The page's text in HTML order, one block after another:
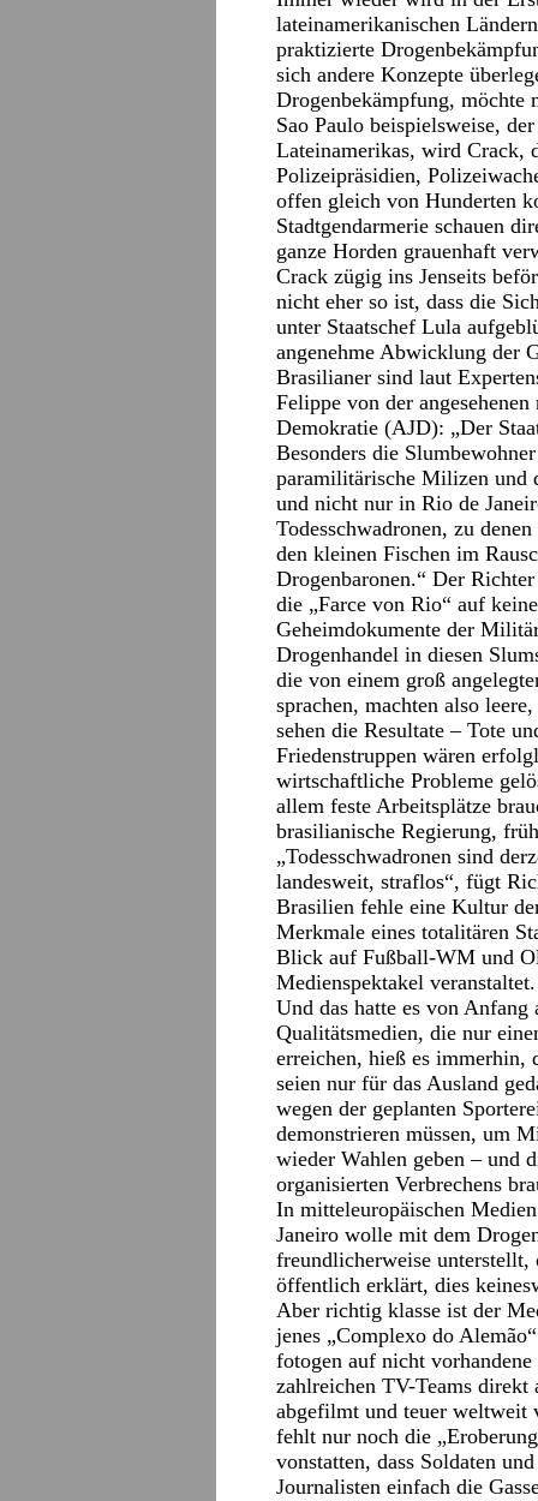
lateinamerikanischen
praktizierte
sich andere Konzepte
Drogenbekämpfung, möchte
Sao Paulo beispielsweise,
Lateinamerikas, wird Crack,
Polizeipräsidien,
offen gleich von Hunderten
Stadtgendarmerie schauen
ganze Horden grauenhaft
Crack zügig ins Jenseits
nicht eher so ist, dass die
unter Staatschef Lula
angenehme Abwicklung der
Brasilianer sind laut
Felippe von der
Demokratie (AJD): „Der
Besonders die
paramilitärische Milizen und
und nicht nur in Rio de
Todesschwadronen, zu
den kleinen Fischen im
Drogenbaronen.“ Der
die „Farce von Rio“ auf
Geheimdokumente der
Drogenhandel in diesen
die von einem groß
sprachen, machten also
sehen die Resultate – Tote
Friedenstruppen wären
wirtschaftliche Probleme
allem feste Arbeitsplätze
brasilianische Regierung,
„Todesschwadronen sind
landesweit, straflos“, fügt
Brasilien fehle eine Kultur
Merkmale eines totalitären
Blick auf Fußball-WM und
Medienspektakel veranstaltet.
Und das hatte es von
Qualitätsmedien, die nur
erreichen, hieß es
seien nur für das Ausland
wegen der geplanten
demonstrieren müssen, um
wieder Wahlen geben – und
organisierten Verbrechens
In mitteleuropäischen
Janeiro wolle mit dem
freundlicherweise unterstellt,
öffentlich erklärt, dies
Aber richtig klasse ist der
jenes „Complexo do
fotogen auf nicht
zahlreichen TV-Teams direkt
abgefilmt und teuer weltweit
fehlt nur noch die
vonstatten, dass Soldaten
Journalisten einfach die